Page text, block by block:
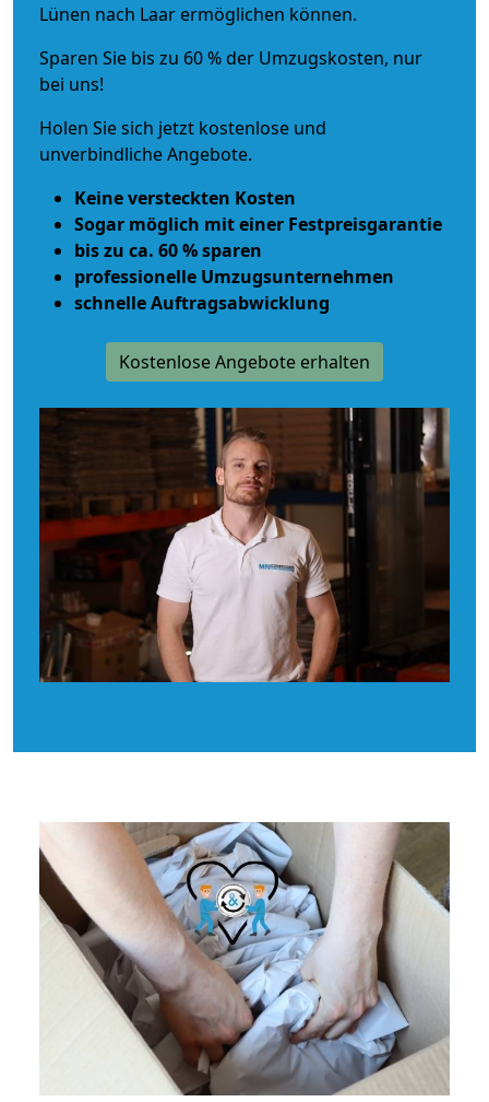
Lünen nach Laar ermöglichen können.
Sparen Sie bis zu 60 % der Umzugskosten, nur
bei uns!
Holen Sie sich jetzt kostenlose und
unverbindliche Angebote.
Keine versteckten Kosten
Sogar möglich mit einer Festpreisgarantie
bis zu ca. 60 % sparen
professionelle Umzugsunternehmen
schnelle Auftragsabwicklung
Kostenlose Angebote erhalten